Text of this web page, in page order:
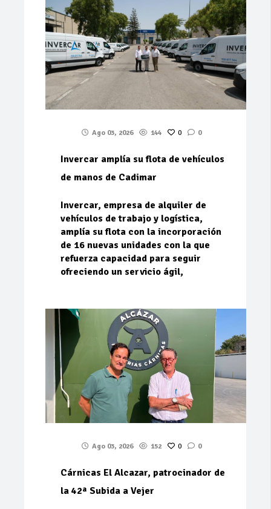
Ago 03, 2026 144 0 0
Invercar amplía su flota de vehículos
de manos de Cadimar
Invercar, empresa de alquiler de
vehículos de trabajo y logística,
amplía su flota con la incorporación
de 16 nuevas unidades con la que
refuerza capacidad para seguir
ofreciendo un servicio ágil,
Ago 03, 2026 152 0 0
Cárnicas El Alcazar, patrocinador de
la 42ª Subida a Vejer